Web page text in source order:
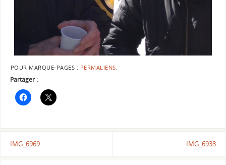
POUR MARQUE-PAGES : PERMALIENS
Partager :
IMG_6969 IMG_6933